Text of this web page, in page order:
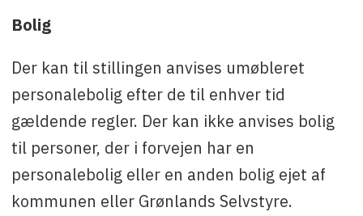
Bolig
Der kan til stillingen anvises umøbleret
personalebolig efter de til enhver tid
gældende regler. Der kan ikke anvises bolig
til personer, der i forvejen har en
personalebolig eller en anden bolig ejet af
kommunen eller Grønlands Selvstyre.